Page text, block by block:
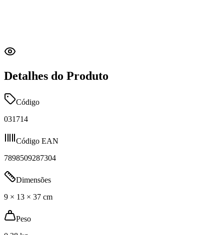
Detalhes do Produto
Código
031714
Código EAN
7898509287304
Dimensões
9 × 13 × 37 cm
Peso